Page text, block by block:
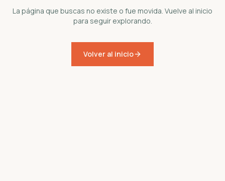
La página que buscas no existe o fue movida. Vuelve al inicio
para seguir explorando.
Volver al inicio